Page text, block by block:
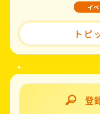
イ
トピ
登